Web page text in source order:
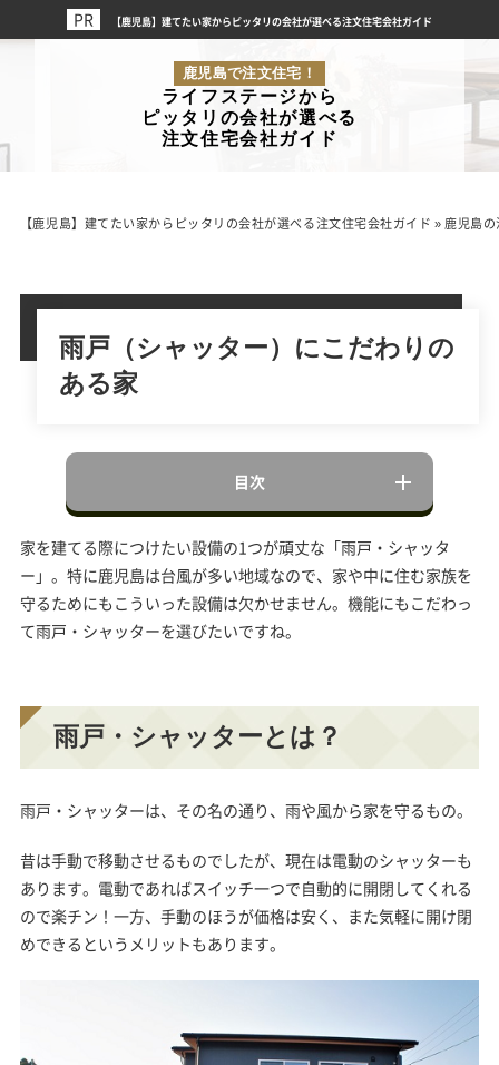
【鹿児島】建てたい家からピッタリの会社が選べる注文住宅会社ガイド
鹿児島で注文住宅！
ライフステージから
ピッタリの会社が選べる
注文住宅会社ガイド
【鹿児島】建てたい家からピッタリの会社が選べる注文住宅会社ガイド » 鹿児島
雨戸（シャッター）にこだわりの
ある家
目次
家を建てる際につけたい設備の1つが頑丈な「雨戸・シャッタ
ー」 。特に鹿児島は台風が多い地域なので、家や中に住む家族を
守るためにもこういった設備は欠かせません。機能にもこだわっ
て雨戸・シャッターを選びたいですね。
雨戸・シャッターとは？
雨戸・シャッターは、その名の通り、 雨や風から家を守るもの。
昔は手動で移動させるものでしたが、現在は電動のシャッターも
あります。 電動であればスイッチ一つで自動的に開閉してくれる
ので楽チン！一方、手動のほうが価格は安く、また気軽に開け閉
めできる というメリットもあります。